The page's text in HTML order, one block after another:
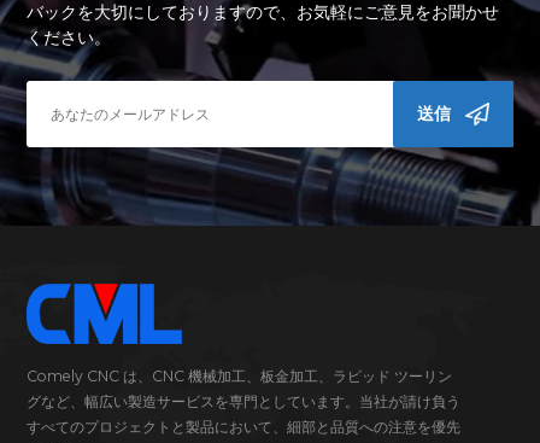
バックを大切にしておりますので、お気軽にご意見をお聞かせ
ください。
送信
Comely CNC は、CNC 機械加工、板金加工、ラピッド ツーリン
グなど、幅広い製造サービスを専門としています。当社が請け負う
すべてのプロジェクトと製品において、細部と品質への注意を優先